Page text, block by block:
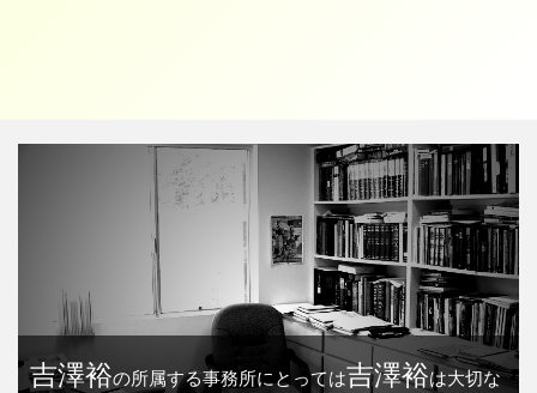
吉澤裕の所属する事務所にとっては吉澤裕は大切な